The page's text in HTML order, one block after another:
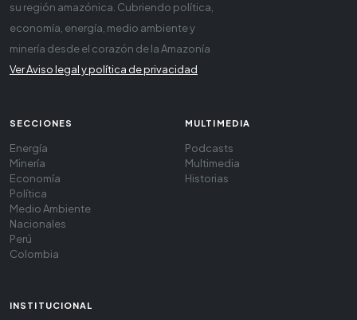
su región amazónica. Cubriendo política,
economía, energía, medio ambiente y
minería desde el corazón de la Amazonía
Ver Aviso legal y política de privacidad
SECCIONES
Energía
Minería
Economía
Política
Medio Ambiente
Nacionales
Perú
Colombia
MULTIMEDIA
Podcasts
Multimedia
Historias
INSTITUCIONAL